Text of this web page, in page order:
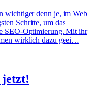
wichtiger denn je, im Web
Schritte, um das
SEO-Optimierung. Mit ihr
wirklich dazu geei…
jetzt!